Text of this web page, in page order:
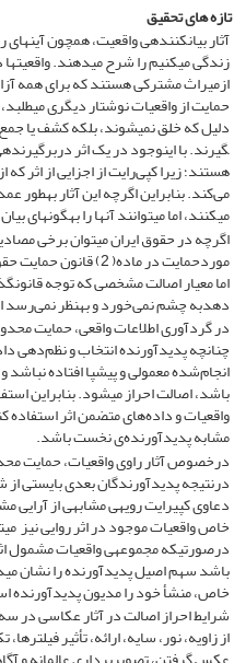
تازه های تحقیق
آثار بیان­کننده­ی واقعیت، همچون آینه­ای
زندگی می­کنیم را شرح می­دهند.
ازمیراث مشترکی هستند که برای
حمایت از واقعیات نوشتار دیگری
گیرند. با این­وجود در یک اثر
هستند؛ زیرا کپی‌رایت از اجزایی از اثر
می‌کند. بنابراین اگرچه این آثار به­طور
می­کنند، اما می­توانند آن­ها را به­گونه­ای
اگرچه در حقوق ایران میتوان برخی
موردحمایت در ماده( 2)
اما معیار اصالت مشخصی که توجه
دهدبه چشم نمی‌خورد و به­نظر نمی‌رسد
در گردآوری اطلاعات واقعی، حمایت
چنانچه پدید‌آورنده انتخاب و نظم‌دهی
انجام‌شده معمولی و پیش­پا ­افتاده
باشد، اصالت احراز می­شود. بنابراین
واقعیات و داده‌های متضمن اثر استفاده
مشابه پدید‌آورنده‌ی نخست باشد.
درخصوص آثار راوی واقعیات، حمایت
درنتیجه پدید­آورندگان بعدی بایستی
دعاوی کپی­رایت رویه­ی مشابهی از
خاص واقعیات موجود در اثر روایی نیز
درصورتی­که مجموعه­ی واقعیات مشمول
باشد سهم اصیل پدید­آورنده را نشان
خاص، منشأ خود را مدیون پدید­آورنده